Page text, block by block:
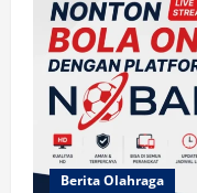
Berita Olahraga